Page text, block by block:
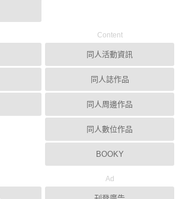
Content
同人活動資訊
同人誌作品
同人周邊作品
同人數位作品
BOOKY
Ad